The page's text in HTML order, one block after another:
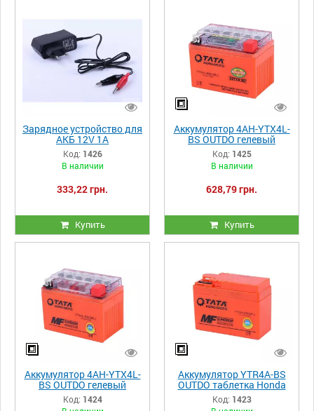
Зарядное устройство для
АКБ 12V 1А
двухрежимный
импульсный
85х30х100mm OUTDO
Код: 1426
В наличии
333,22 грн.
Купить
Аккумулятор 4AH-YTX4L-
BS OUTDO гелевый
114*70*86mm С
ИНДИКАТОРОМ
оранжевый
Код: 1425
В наличии
628,79 грн.
Купить
Аккумулятор 4AH-YTX4L-
BS OUTDO гелевый
114*70*86mm
оранжевый
Код: 1424
Аккумулятор YTR4A-BS
OUTDO таблетка Honda
115*49*86mm
Код: 1423